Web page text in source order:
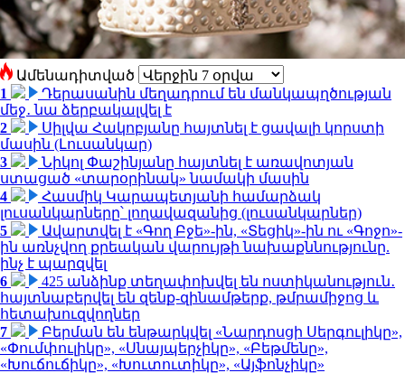
Ամենադիտված
1
Դերասանին մեղադրում են մանկապղծության
մեջ․ նա ձերբակալվել է
2
Սիլվա Հակոբյանը հայտնել է ցավալի կորստի
մասին (Լուսանկար)
3
Նիկոլ Փաշինյանը հայտնել է առավոտյան
ստացած «տարօրինակ» նամակի մասին
4
Հասմիկ Կարապետյանի համարձակ
լուսանկարները՝ լողավազանից (լուսանկարներ)
5
Ավարտվել է «Գող Բջե»-ին, «Տեցիկ»-ին ու «Գոջո»-
ին առնչվող քրեական վարույթի նախաքննությունը.
ինչ է պարզվել
6
425 անձինք տեղափոխվել են ոստիկանություն․
հայտնաբերվել են զենք-զինամթերք, թմրամիջոց և
հետախուզվողներ
7
Բերման են ենթարկվել «Նարդոսցի Սերգուլիկը»,
«Փումփուլիկը», «Սնայպերչիկը», «Բեթմենը»,
«Խուճուճիկը», «Խուտուտիկը», «Այֆոնչիկը»